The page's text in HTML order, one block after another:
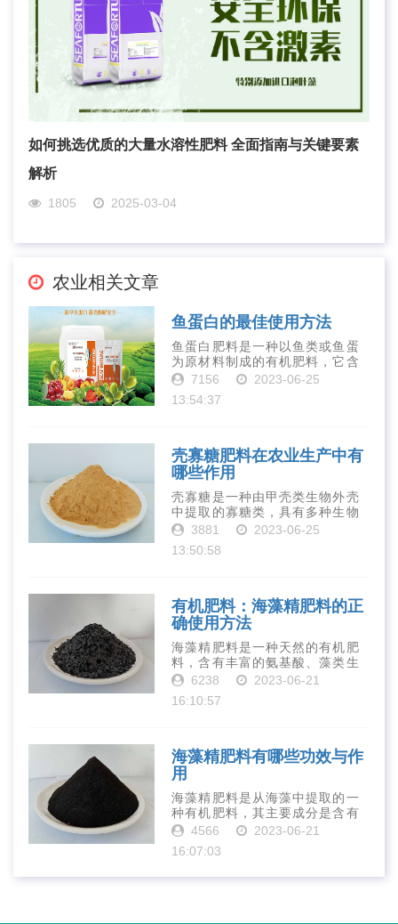
如何挑选优质的大量水溶性肥料 全面指南与关键要素
解析
1805 2025-03-04
农业相关文章
鱼蛋白的最佳使用方法
鱼蛋白肥料是一种以鱼类或鱼蛋
为原材料制成的有机肥料，它含
有丰富的营养物质，如氮、磷、
元素和植物生长因子。这些营养
7156
2023-06-25
13:54:37
壳寡糖肥料在农业生产中有
哪些作用
壳寡糖是一种由甲壳类生物外壳
中提取的寡糖类，具有多种生物
活性和营养价值。在农业生产
是作为一种新型的有机肥料，壳
3881
2023-06-25
13:50:58
有机肥料：海藻精肥料的正
确使用方法
海藻精肥料是一种天然的有机肥
料，含有丰富的氨基酸、藻类生
长素、维生素、微量元素、蛋白
力、促进植物生长、增强植物抗
6238
2023-06-21
16:10:57
海藻精肥料有哪些功效与作
用
海藻精肥料是从海藻中提取的一
种有机肥料，其主要成分是含有
丰富的微量元素、植物生长素、
有增强作物生长、促进植物根系
4566
2023-06-21
16:07:03